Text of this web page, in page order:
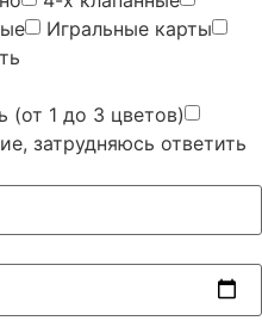
Игральные карты
(от 1 до 3 цветов)
затрудняюсь ответить